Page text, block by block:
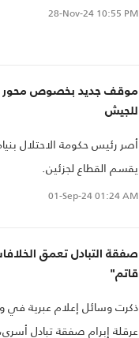
28-Nov-24 10:55 PM
موقف جديد بخصوص محور
للجيش
أصر رئيس حكومة الاحتلال
يقسم القطاع لجزئين.
01-Sep-2401:24 AM
صفقة التبادل تعمق
قاتم"
ذكرت وسائل إعلام عبرية في
عرقلة إبرام صفقة تبادل